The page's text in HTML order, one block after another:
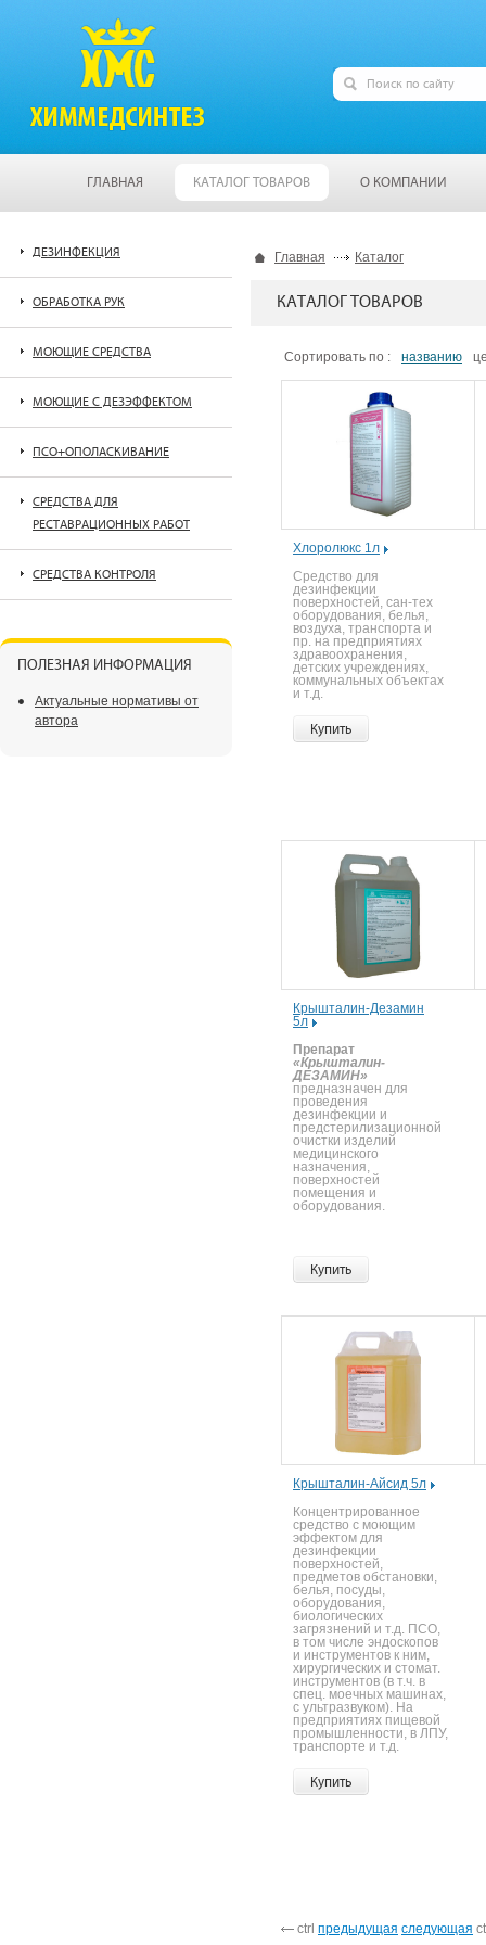
ГЛАВНАЯ КАТАЛОГ ТОВАРОВ О КОМПАНИИ
Главная Каталог
КАТАЛОГ ТОВАРОВ
Сортировать по : названию
Хлоролюкс 1л
Средство для
дезинфекции
поверхностей, сан-тех
оборудования, белья,
воздуха, транспорта и
пр. на предприятиях
здравоохранения,
детских учреждениях,
коммунальных объектах
и т.д.
Купить
Крышталин-Дезамин
5л
Препарат
«Крышталин-
ДЕЗАМИН»
предназначен для
проведения
дезинфекции и
предстерилизационной
очистки изделий
медицинского
назначения,
поверхностей
помещения и
оборудования.
Купить
Крышталин-Айсид 5л
Концентрированное
средство с моющим
эффектом для
дезинфекции
поверхностей,
предметов обстановки,
белья, посуды,
оборудования,
биологических
загрязнений и т.д. ПСО,
в том числе эндоскопов
и инструментов к ним,
хирургических и стомат.
инструментов (в т.ч. в
спец. моечных машинах,
с ультразвуком). На
предприятиях пищевой
промышленности, в ЛПУ,
транспорте и т.д.
Купить
ctrl предыдущая следующая
ДЕЗИНФЕКЦИЯ
ОБРАБОТКА РУК
МОЮЩИЕ СРЕДСТВА
МОЮЩИЕ С ДЕЗЭФФЕКТОМ
ПСО+ОПОЛАСКИВАНИЕ
СРЕДСТВА ДЛЯ
РЕСТАВРАЦИОННЫХ РАБОТ
СРЕДСТВА КОНТРОЛЯ
ПОЛЕЗНАЯ ИНФОРМАЦИЯ
Актуальные нормативы от
автора